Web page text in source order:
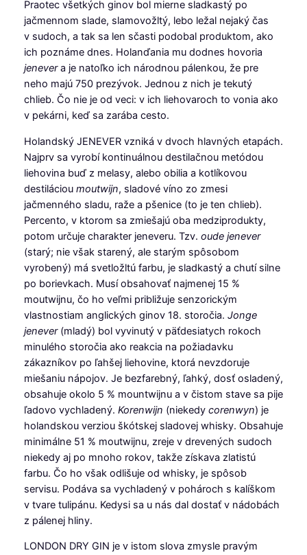
Praotec všetkých ginov bol mierne sladkastý po
jačmennom slade, slamovožltý, lebo ležal nejaký čas
v sudoch, a tak sa len sčasti podobal produktom, ako
ich poznáme dnes. Holanďania mu dodnes hovoria
jenevera je natoľko ich národnou pálenkou, že pre
neho majú 750 prezývok. Jednou z nich je tekutý
chlieb. Čo nie je od veci: v ich liehovaroch to vonia ako
v pekárni, keď sa zarába cesto.
Holandský JENEVER vzniká v dvoch hlavných etapách.
Najprv sa vyrobí kontinuálnou destilačnou metódou
liehovina buď z melasy, alebo obilia a kotlíkovou
destiláciou moutwijn, sladové víno zo zmesi
jačmenného sladu, raže a pšenice (to je ten chlieb).
Percento, v ktorom sa zmiešajú oba medziprodukty,
potom určuje charakter jeneveru. Tzv. oude jenever
(starý; nie však starený, ale starým spôsobom
vyrobený) má svetložltú farbu, je sladkastý a chutí silne
po borievkach. Musí obsahovať najmenej 15 %
moutwijnu, čo ho veľmi približuje senzorickým
vlastnostiam anglických ginov 18. storočia. Jonge
jenever(mladý) bol vyvinutý v päťdesiatych rokoch
minulého storočia ako reakcia na požiadavku
zákazníkov po ľahšej liehovine, ktorá nevzdoruje
miešaniu nápojov. Je bezfarebný, ľahký, dosť osladený,
obsahuje okolo 5 % mountwijnu a v čistom stave sa pije
ľadovo vychladený. Korenwijn (niekedy corenwyn) je
holandskou verziou škótskej sladovej whisky. Obsahuje
minimálne 51 % moutwijnu, zreje v drevených sudoch
niekedy aj po mnoho rokov, takže získava zlatistú
farbu. Čo ho však odlišuje od whisky, je spôsob
servisu. Podáva sa vychladený v pohároch s kalíškom
v tvare tulipánu. Kedysi sa u nás dal dostať v nádobách
z pálenej hliny.
LONDON DRY GIN je v istom slova zmysle pravým